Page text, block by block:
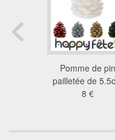
Pomme de pin
pailletée de
8 €